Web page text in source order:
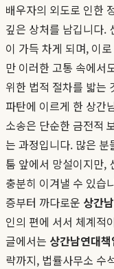
배우자의 외도로 인한
깊은 상처를 남깁니다.
이 가득 차게 되며, 이
만 이러한 고통 속에서
위한 법적 절차를 밟는
파탄에 이르게 한 상간
소송은 단순한 금전적
는 과정입니다. 많은
툼 앞에서 망설이지만,
충분히 이겨낼 수 있습
증부터 까다로운 상간
인의 편에 서서 체계적
글에서는 상간남연대책
략까지, 법률사무소 수